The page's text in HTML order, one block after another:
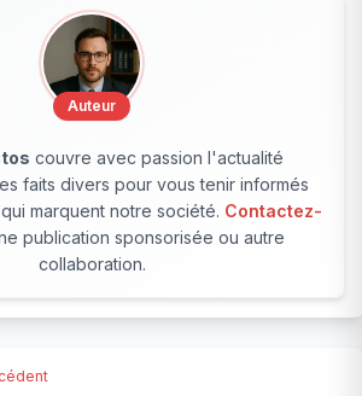
Auteur
couvre avec passion l'actualité
faits divers pour vous tenir informés
marquent notre société. Contactez-
publication sponsorisée ou autre
collaboration.